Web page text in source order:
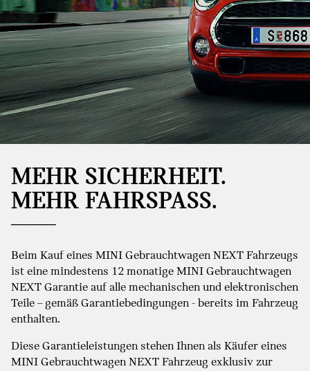
MEHR SICHERHEIT.
MEHR FAHRSPASS.
Beim Kauf eines MINI Gebrauchtwagen NEXT Fahrzeugs
ist eine mindestens 12 monatige MINI Gebrauchtwagen
NEXT Garantie auf alle mechanischen und elektronischen
Teile – gemäß Garantiebedingungen - bereits im Fahrzeug
enthalten.
Diese Garantieleistungen stehen Ihnen als Käufer eines
MINI Gebrauchtwagen NEXT Fahrzeug exklusiv zur